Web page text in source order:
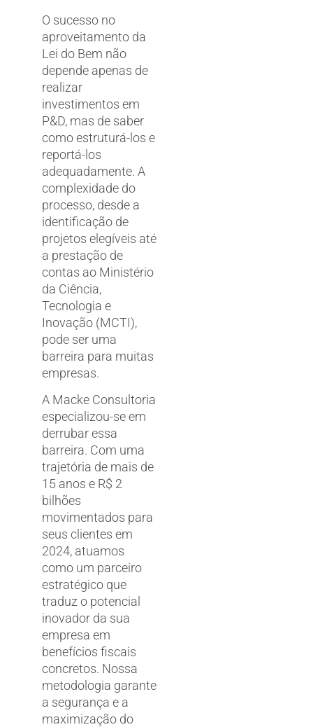
O sucesso no
aproveitamento da
Lei do Bem não
depende apenas de
realizar
investimentos em
P&D, mas de saber
como estruturá-los e
reportá-los
adequadamente. A
complexidade do
processo, desde a
identificação de
projetos elegíveis até
a prestação de
contas ao Ministério
da Ciência,
Tecnologia e
Inovação (MCTI),
pode ser uma
barreira para muitas
empresas.
A Macke Consultoria
especializou-se em
derrubar essa
barreira. Com uma
trajetória de mais de
15 anos e R$ 2
bilhões
movimentados para
seus clientes em
2024, atuamos
como um parceiro
estratégico que
traduz o potencial
inovador da sua
empresa em
benefícios fiscais
concretos. Nossa
metodologia garante
a segurança e a
maximização do